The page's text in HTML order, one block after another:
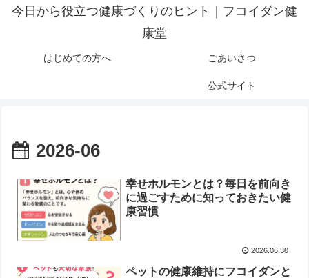
今日から役立つ健康づくりのヒント｜フコイダン健
康堂
はじめての方へ ごあいさつ
公式サイト
2026-06
幸せホルモンとは？毎日を前向き
に過ごすために知っておきたい健
康習慣
2026.06.30
ペットの健康維持にフコイダンと